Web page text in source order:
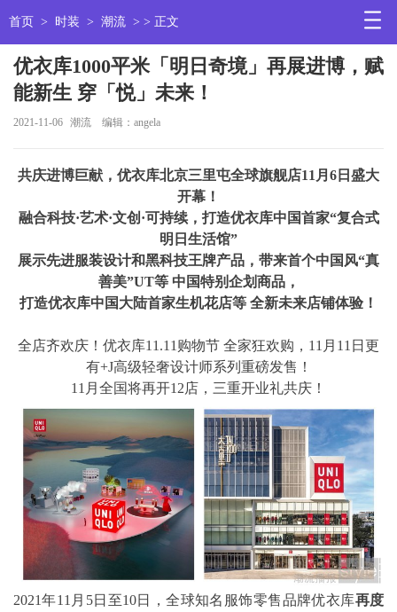
首页 > 时装 > 潮流 > > 正文
优衣库1000平米「明日奇境」再展进博，赋
能新生 穿「悦」未来！
2021-11-06 潮流 编辑：angela
共庆进博巨献，优衣库北京三里屯全球旗舰店11 月6日盛大
开幕！
融合科技·艺术·文创·可持续，打造优衣库中国首家“复合式
明日生活馆”
展示先进服装设计和黑科技王牌产品，带来首个中国风“真
善美”UT等 中国特别企划商品，
打造优衣库中国大陆首家生机花店等 全新未来店铺体验！
全店齐欢庆！优衣库11.11购物节 全家狂欢购，11月11日更
有+J高级轻奢设计师系列重磅发售！
11月全国将再开12店，三重开业礼共庆！
2021年11月5日至10日，全球知名服饰零售品牌优衣库再度